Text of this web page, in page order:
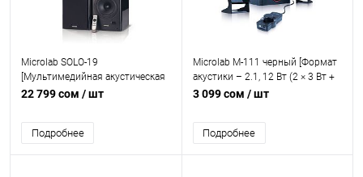
Microlab SOLO-19
[Мультимедийная акустическая
система Hi-Fi 2.0, 200W,
+ 60W x 2, Bluetooth 4.0,
Оптический вход, Коаксиальный
22 799 сом / шт
Подробнее
Microlab M-111 черный [Формат
акустики – 2.1, 12 Вт (2 × 3 Вт +
6 Вт), частотный диапазон –
сигнал/шум – 75 дБ, проводное
управление, питание – от сети]
3 099 сом / шт
Подробнее